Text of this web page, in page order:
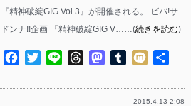
『精神破綻GIG Vol.3』が開催される。 ビバ!サ
ドンナ!!企画 『精神破綻GIG V……(続きを読む)
Facebook
TwitterLine ThreadsMastodon
Tumblr
Mixi
2015.4.13 2:08